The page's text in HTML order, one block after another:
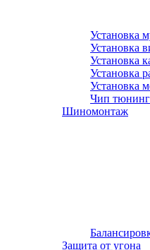
Установка
Установка
Установка
Установка
Установка
Чип тюнинг
Шиномонтаж
Защита от угона